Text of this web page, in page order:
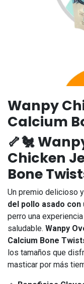
Wanpy
Calcium
🦴🐔
Chicken
Bone
Un premio delicioso
del pollo asado con
perro una
saludable. Wanpy
Calcium Bone
los tamaños que
masticar por más